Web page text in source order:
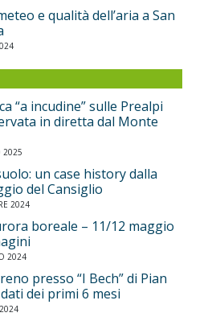
e qualità dell’aria a San
“a incudine” sulle Prealpi
in diretta dal Monte
2025
un case history dalla
del Cansiglio
2024
boreale – 11/12 maggio
2024
presso “I Bech” di Pian
dei primi 6 mesi